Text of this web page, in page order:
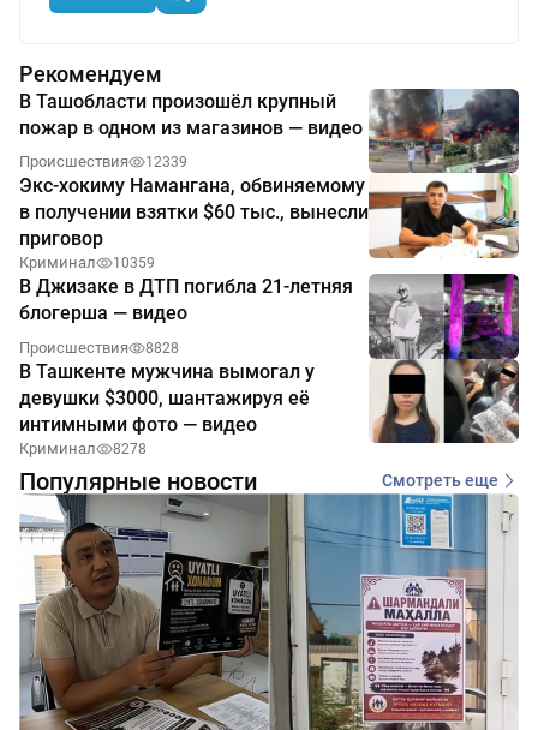
Рекомендуем
В Ташобласти произошёл крупный
пожар в одном из магазинов — видео
Происшествия 12339
Экс-хокиму Намангана, обвиняемому
в получении взятки $60 тыс., вынесли
приговор
Криминал 10359
В Джизаке в ДТП погибла 21-летняя
блогерша — видео
Происшествия 8828
В Ташкенте мужчина вымогал у
девушки $3000, шантажируя её
интимными фото — видео
Криминал 8278
Популярные новости Смотреть еще